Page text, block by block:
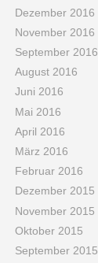
Dezember 2016
November 2016
September 2016
August 2016
Juni 2016
Mai 2016
April 2016
März 2016
Februar 2016
Dezember 2015
November 2015
Oktober 2015
September 2015